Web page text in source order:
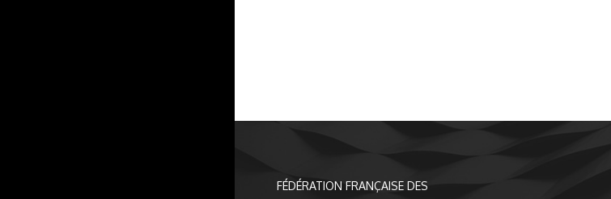
FÉDÉRATION FRANÇAISE DES